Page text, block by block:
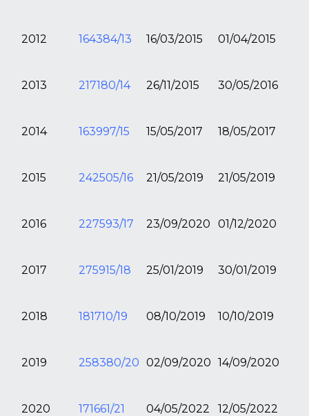
2012 164384/13 16/03/2015 01/04/2015
2013 217180/14 26/11/2015 30/05/2016
2014 163997/15 15/05/2017 18/05/2017
2015 242505/16 21/05/2019 21/05/2019
2016 227593/17 23/09/2020 01/12/2020
2017 275915/18 25/01/2019 30/01/2019
2018 181710/19 08/10/2019 10/10/2019
2019 258380/20 02/09/2020 14/09/2020
2020 171661/21 04/05/2022 12/05/2022